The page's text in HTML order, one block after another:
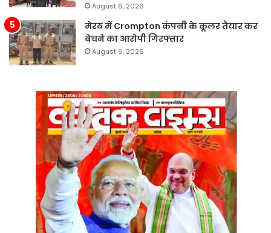
August 6, 2026
मेरठ में Crompton कंपनी के कूलर तैयार कर
बेचने का आरोपी गिरफ्तार
August 6, 2026